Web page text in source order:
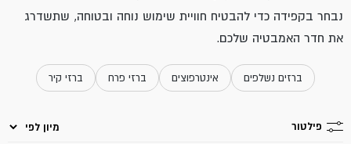
נבחר בקפידה כדי להבטיח חוויית שימוש נוחה ובטוחה, שתשדרג
את חדר האמבטיה שלכם.
ברזים נשלפים אינטרפוצים ברזי פרח ברזי קיר
פילטור